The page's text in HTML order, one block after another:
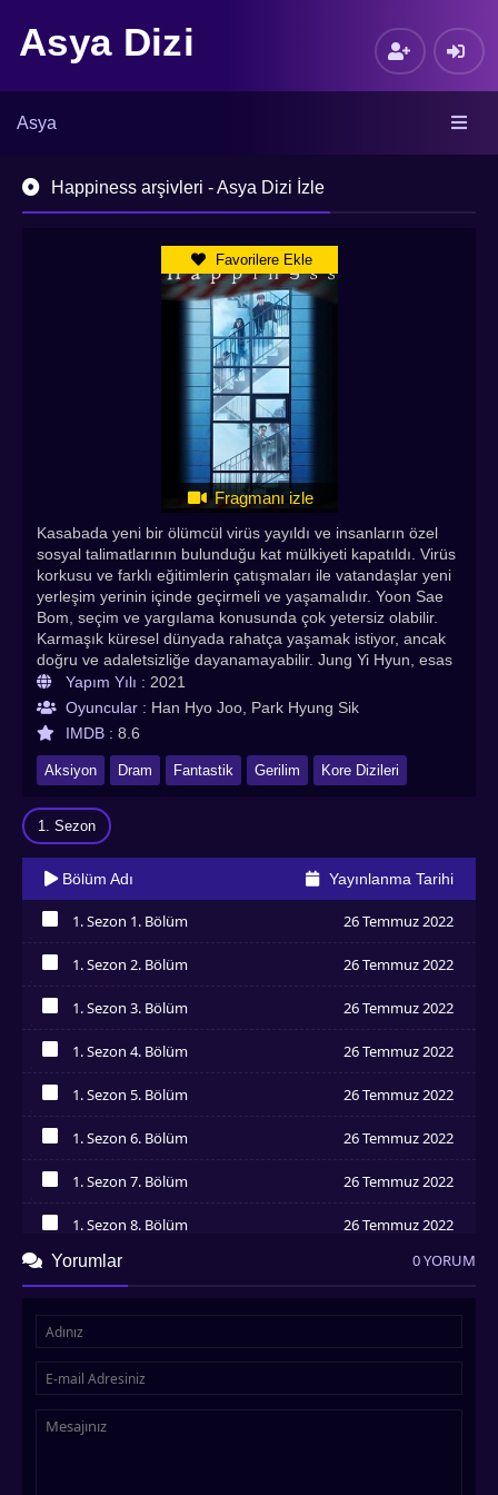
Asya Dizi
Asya
Happiness arşivleri - Asya Dizi İzle
Favorilere Ekle
Fragmanı izle
Kasabada yeni bir ölümcül virüs yayıldı ve insanların özel
sosyal talimatlarının bulunduğu kat mülkiyeti kapatıldı. Virüs
korkusu ve farklı eğitimlerin çatışmaları ile vatandaşlar yeni
yerleşim yerinin içinde geçirmeli ve yaşamalıdır. Yoon Sae
Bom, seçim ve yargılama konusunda çok yetersiz olabilir.
Karmaşık küresel dünyada rahatça yaşamak istiyor, ancak
doğru ve adaletsizliğe dayanamayabilir. Jung Yi Hyun, esas
olarak şiddet suçları için bir polis dedektifidir. O bir beyzbol
oyuncusuydu ama dizinden sakatlandığı için bırakmak
zorunda kaldı. Birçok probleme karşı insanları korumak için
mücadele eder. Han Tae Seok, askerlik zamanlarında bir
bilgi ajanıydı. Ayrıldıktan sonra bir ilaç şirketinde yönetici
olarak çalıştı. Bulaşıcı hastalıklarla uğraşan bir işlev için
ideal bir karakterdir. Happiness Türkçe altyazılı izle! En çok
izlenen Asya dizileri ve en kaliteli Kore dizilerinden olan
Happiness Asyadiziizle’de
Yapım Yılı : 2021
Oyuncular : Han Hyo Joo, Park Hyung Sik
IMDB : 8.6
Aksiyon Dram Fantastik Gerilim Kore Dizileri
1. Sezon
Bölüm Adı Yayınlanma Tarihi
1. Sezon 1. Bölüm 26 Temmuz 2022
1. Sezon 2. Bölüm 26 Temmuz 2022
1. Sezon 3. Bölüm 26 Temmuz 2022
1. Sezon 4. Bölüm 26 Temmuz 2022
1. Sezon 5. Bölüm 26 Temmuz 2022
1. Sezon 6. Bölüm 26 Temmuz 2022
1. Sezon 7. Bölüm 26 Temmuz 2022
İzledim
1. Sezon 8. Bölüm 26 Temmuz 2022
1. Sezon 9. Bölüm 26 Temmuz 2022
İzledim
İzledim
İzledim
Yorumlar 0 YORUM